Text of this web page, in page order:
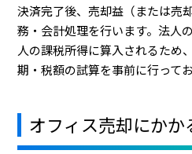
決済完了後、売却益（または売
務・会計処理を行います。法人
人の課税所得に算入されるため
期・税額の試算を事前に行って
オフィス売却にか